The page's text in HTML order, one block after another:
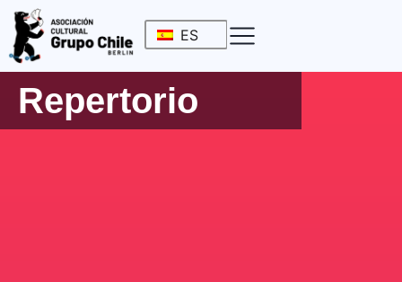
ES
Repertorio